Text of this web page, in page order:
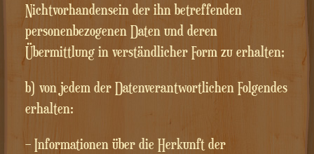
Nichtvorhandensein der ihn betreffenden
personenbezogenen Daten und deren
Übermittlung in verständlicher Form zu erhalten;
b) von jedem der Datenverantwortlichen Folgendes
erhalten:
– Informationen über die Herkunft der